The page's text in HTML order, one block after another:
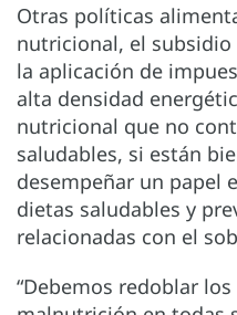
Otras políticas
nutricional, el
la aplicación de
alta densidad
nutricional que no
saludables, si están
desempeñar un papel
dietas saludables y
relacionadas con el
“Debemos redoblar